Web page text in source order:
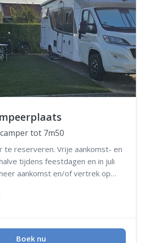
tot 7m50
te reserveren. Vrije aankomst- en
tijdens feestdagen en in juli
aankomst en/of vertrek op
Boek nu